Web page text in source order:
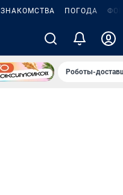
ЗНАКОМСТВА ПОГОДА
Роботы-